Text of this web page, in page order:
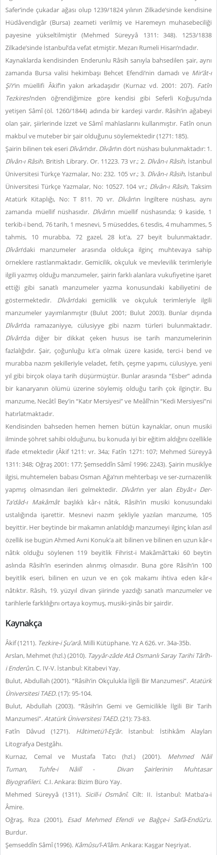
Safer’inde çukadar ağası olup 1239/1824 yılının Zilkade’sinde kendisine
Hüdâvendigâr (Bursa) zeameti verilmiş ve Haremeyn muhasebeciliği
payesine yükseltilmiştir (Mehmed Süreyyâ 1311: 348). 1253/1838
Zilkade’sinde İstanbul’da vefat etmiştir. Mezarı Rumeli Hisarı’ndadır.
Kaynaklarda kendisinden Enderunlu Râsih sanıyla bahsedilen şair, aynı
zamanda Bursa valisi hekimbaşı Behcet Efendi’nin damadı ve Mir’ât-ı
Şi’r’in müellifi Âkif’in yakın arkadaşıdır (Kurnaz vd. 2001: 207). Fatîn
Tezkiresi’nden öğrendiğimize göre kendisi gibi Seferli Koğuşu’nda
yetişen Sâmî (öl. 1260/1844) adında bir kardeşi vardır. Râsih’in ağabeyi
olan şair, şiirlerinde İzzet ve Sâmî mahlaslarını kullanmıştır. Fatîn onun
makbul ve muteber bir şair olduğunu söylemektedir (1271: 185).
Şairin bilinen tek eseri Dîvân’ıdır. Dîvân’ın dört nüshası bulunmaktadır: 1.
Dîvân-ı Râsih. British Library. Or. 11223. 73 vr.; 2. Dîvân-ı Râsih, İstanbul
Üniversitesi Türkçe Yazmalar, No: 232. 105 vr.; 3. Dîvân-ı Râsih, İstanbul
Üniversitesi Türkçe Yazmalar, No: 10527. 104 vr.; Dîvân-ı Râsih, Taksim
Atatürk Kitaplığı, No: T 811. 70 vr. Dîvân’ın İngiltere nüshası, aynı
zamanda müellif nüshasıdır. Dîvân’ın müellif nüshasında; 9 kaside, 1
terkib-i bend, 76 tarih, 1 mesnevi, 5 müseddes, 6 tesdis, 4 muhammes, 5
tahmis, 10 murabba, 72 gazel, 28 kıt’a, 27 beyit bulunmaktadır.
Dîvân’daki manzumeler arasında oldukça ilginç muhtevaya sahip
örneklere rastlanmaktadır. Gemicilik, okçuluk ve mevlevilik terimleriyle
ilgili yazmış olduğu manzumeler, şairin farklı alanlara vukufiyetine işaret
ettiği gibi sanatlı manzumeler yazma konusundaki kabiliyetini de
göstermektedir. Dîvân’daki gemicilik ve okçuluk terimleriyle ilgili
manzumeler yayımlanmıştır (Bulut 2001; Bulut 2003). Bunlar dışında
Dîvân’da ramazaniyye, cülusiyye gibi nazım türleri bulunmaktadır.
Dîvân’da diğer bir dikkat çeken husus ise tarih manzumelerinin
fazlalığıdır. Şair, çoğunluğu kıt’a olmak üzere kaside, terci-i bend ve
murabba nazım şekilleriyle veladet, fetih, çeşme yapımı, cülusiyye, yeni
yıl gibi birçok olaya tarih düşürmüştür. Bunlar arasında “Esber” adında
bir kanaryanın ölümü üzerine söylemiş olduğu tarih çok ilginçtir. Bu
manzume, Necâtî Bey’in “Katır Mersiyesi” ve Meâlî’nin “Kedi Mersiyesi”ni
hatırlatmaktadır.
Kendisinden bahseden hemen hemen bütün kaynaklar, onun musiki
ilminde şöhret sahibi olduğunu, bu konuda iyi bir eğitim aldığını özellikle
ifade etmektedir (Âkif 1211: vr. 34a; Fatîn 1271: 107; Mehmed Süreyyâ
1311: 348; Oğraş 2001: 177; Şemseddîn Sâmî 1996: 2243). Şairin musikîye
ilgisi, muhtemelen babası Osman Ağa’nın mehterbaşı ve ser-zurnazenlik
yapmış olmasından ileri gelmektedir. Dîvân’ın yer alan Ebyât-ı Der-
Ta’dâd-ı Makâmâtbaşlıklı kâr-ı nâtık, Râsih’in musiki konusundaki
ustalığında işarettir. Mesnevi nazım şekliyle yazılan manzume, 105
beyittir. Her beytinde bir makamın anlatıldığı manzumeyi ilginç kılan asıl
özellik ise bugün Ahmed Avni Konuk’a ait bilinen ve bilinen en uzun kâr-ı
nâtık olduğu söylenen 119 beyitlik Fihrist-i Makâmât’taki 60 beytin
aslında Râsih’in eserinden alınmış olmasıdır. Buna göre Râsih’in 100
beyitlik eseri, bilinen en uzun ve en çok makamı ihtiva eden kâr-ı
nâtıktır. Râsih, 19. yüzyıl divan şiirinde yazdığı sanatlı manzumeler ve
tarihlerle farklılığını ortaya koymuş, musiki-şinâs bir şairdir.
Kaynakça
Âkif (1211). Tezkire-i Şu’arâ. Milli Kütüphane. Yz A 626. vr. 34a-35b.
Arslan, Mehmet (hzl.) (2010). Tayyâr-zâde Atâ Osmanlı Saray Tarihi Târîh-
i Enderûn. C. IV-V. İstanbul: Kitabevi Yay.
Bulut, Abdullah (2001). “Râsih’in Okçulukla İlgili Bir Manzumesi”. Atatürk
Üniversitesi TAED.(17): 95-104.
Bulut, Abdullah (2003). “Râsih’in Gemi ve Gemicilikle İlgili Bir Tarih
Manzumesi”.Atatürk Üniversitesi TAED.(21): 73-83.
Fatîn Dâvud (1271). Hâtimetü’l-Eş’âr. İstanbul: İstihkâm Alayları
Litografya Destgâhı.
Kurnaz, Cemal ve Mustafa Tatcı (hzl.) (2001). Mehmed Nâil
Tuman,
Tuhfe-i Nâilî -
Divan Şairlerinin Muhtasar
Biyografileri. C.I.Ankara: Bizim Büro Yay.
Mehmed Süreyyâ (1311). Sicill-i Osmânî. Cilt: II. İstanbul: Matba’a-i
Âmire.
Oğraş, Rıza (2001), Esad Mehmed Efendi ve Bağçe-i Safâ-Endûz’u.
Burdur.
Şemseddîn Sâmî (1996). Kâmûsu’l-A’lâm. Ankara: Kaşgar Neşriyat.